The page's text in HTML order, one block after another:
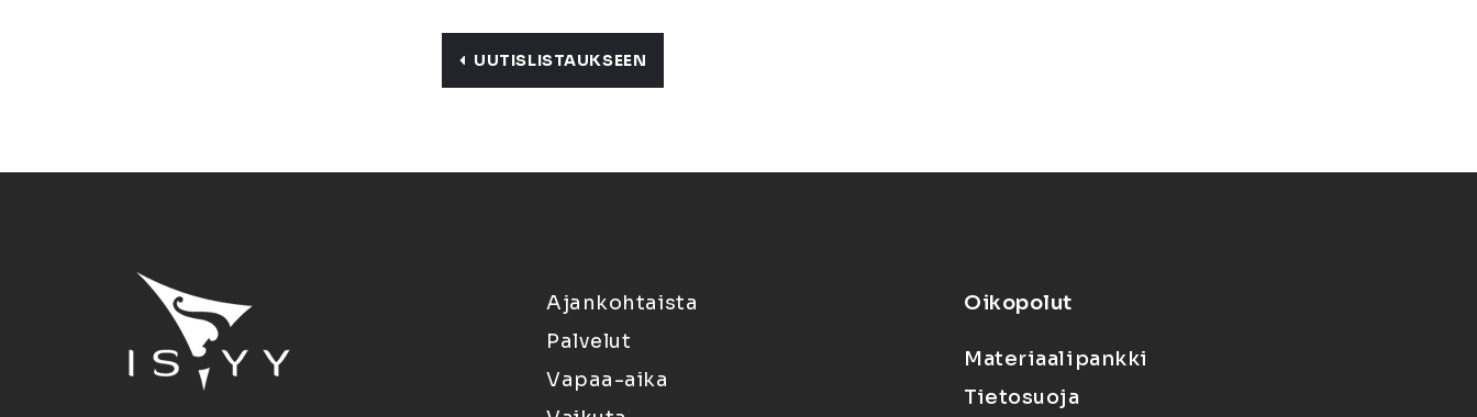
UUTISLISTAUKSEEN
Ajankohtaista
Palvelut
Vapaa-aika
Oikopolut
Materiaalipankki
Tietosuoja